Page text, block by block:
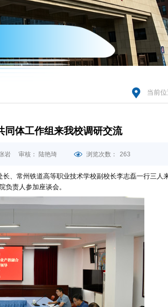
当前位
同体工作组来我校调研交流
岩 审核： 陆艳琦 浏览次数： 263
、常州铁道高等职业技术学校副校长李志磊一行三人
责人参加座谈会。